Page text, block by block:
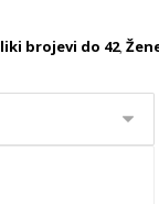
brojevi do 42,